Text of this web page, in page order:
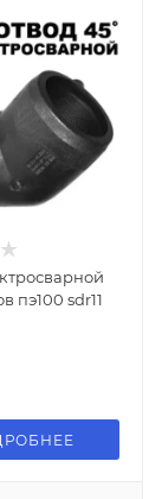
пэ100 sdr11